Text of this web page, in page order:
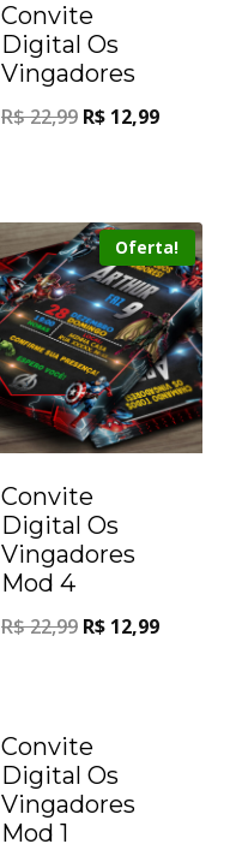
Convite
Digital Os
Vingadores
R$22,99 R$ 12,99
Oferta!
Convite
Digital Os
Vingadores
Mod 4
R$22,99 R$ 12,99
Convite
Digital Os
Vingadores
Mod 1